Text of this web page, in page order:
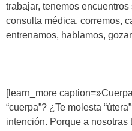
trabajar, tenemos
consulta médica, corremos,
entrenamos, hablamos,
[learn_more
“cuerpa”? ¿Te molesta
intención. Porque a nosotras